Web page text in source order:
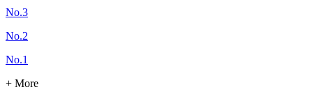
No.3
No.2
No.1
+ More